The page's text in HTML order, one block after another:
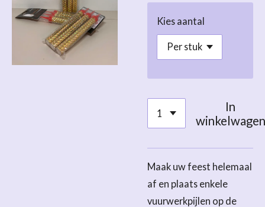
Kies aantal
In
winkelwagen
Maak uw feest helemaal
af en plaats enkele
vuurwerkpijlen op de